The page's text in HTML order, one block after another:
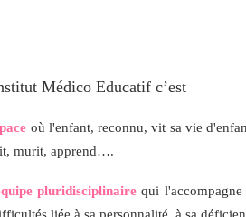
Médico Educatif c’est
où l'enfant, reconnu, vit sa vie
murit, apprend….
pluridisciplinaire qui
liée à sa personnalité, à sa